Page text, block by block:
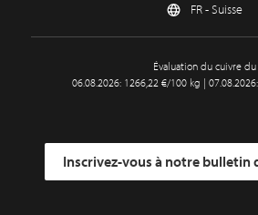
FR - Suisse
Évaluation du cuivre du
06.08.2026: 1266,22 €/100 kg |
Inscrivez-vous à notre bulletin